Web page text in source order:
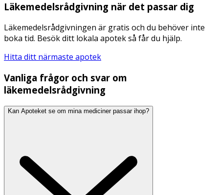
Läkemedelsrådgivning när det passar dig
Läkemedelsrådgivningen är gratis och du behöver inte
boka tid. Besök ditt lokala apotek så får du hjälp.
Hitta ditt närmaste apotek
Vanliga frågor och svar om
läkemedelsrådgivning
Kan Apoteket se om mina mediciner passar ihop?